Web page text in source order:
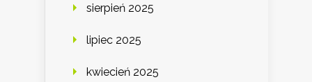
sierpień 2025
lipiec 2025
kwiecień 2025